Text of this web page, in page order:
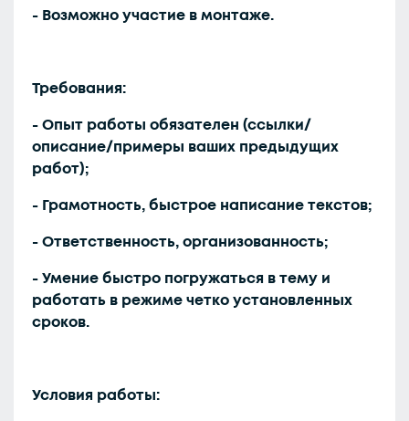
- Возможно участие в монтаже.
Требования:
- Опыт работы обязателен (ссылки/
описание/примеры ваших предыдущих
работ);
- Грамотность, быстрое написание текстов;
- Ответственность, организованность;
- Умение быстро погружаться в тему и
работать в режиме четко установленных
сроков.
Условия работы: